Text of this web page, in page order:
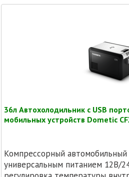
36л Автохолодильник с USB
мобильных устройств Dometic
Компрессорный
универсальным питанием 12В/